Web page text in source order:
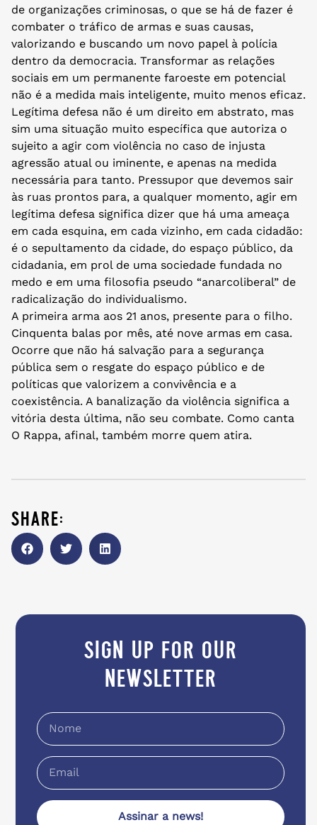
de organizações criminosas, o que se há de fazer é
combater o tráfico de armas e suas causas,
valorizando e buscando um novo papel à polícia
dentro da democracia. Transformar as relações
sociais em um permanente faroeste em potencial
não é a medida mais inteligente, muito menos eficaz.
Legítima defesa não é um direito em abstrato, mas
sim uma situação muito específica que autoriza o
sujeito a agir com violência no caso de injusta
agressão atual ou iminente, e apenas na medida
necessária para tanto. Pressupor que devemos sair
às ruas prontos para, a qualquer momento, agir em
legítima defesa significa dizer que há uma ameaça
em cada esquina, em cada vizinho, em cada cidadão:
é o sepultamento da cidade, do espaço público, da
cidadania, em prol de uma sociedade fundada no
medo e em uma filosofia pseudo “anarcoliberal” de
radicalização do individualismo.
A primeira arma aos 21 anos, presente para o filho.
Cinquenta balas por mês, até nove armas em casa.
Ocorre que não há salvação para a segurança
pública sem o resgate do espaço público e de
políticas que valorizem a convivência e a
coexistência. A banalização da violência significa a
vitória desta última, não seu combate. Como canta
O Rappa, afinal, também morre quem atira.
share:
sign up for our
newsletter
Assinar a news!